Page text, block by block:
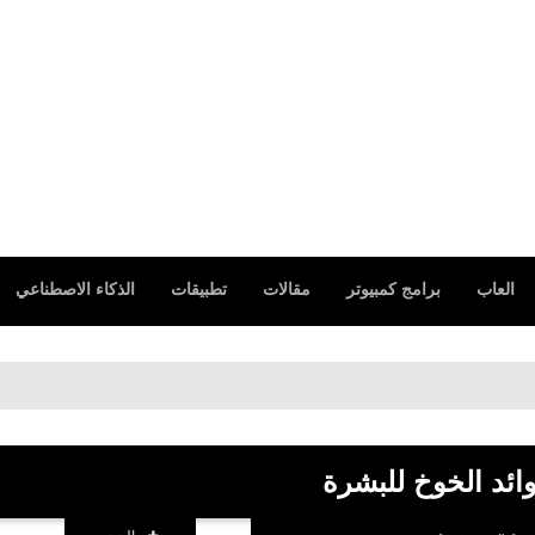
العاب برامج كمبيوتر مقالات تطبيقات الذكاء الاصطناعي
الخوخ للبشرة